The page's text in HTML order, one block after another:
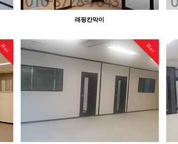
래핑칸막이
Hot Hot